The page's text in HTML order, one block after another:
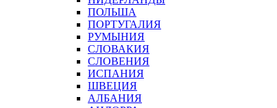
ПОЛЬША
ПОРТУГАЛИЯ
РУМЫНИЯ
СЛОВАКИЯ
СЛОВЕНИЯ
ИСПАНИЯ
ШВЕЦИЯ
АЛБАНИЯ